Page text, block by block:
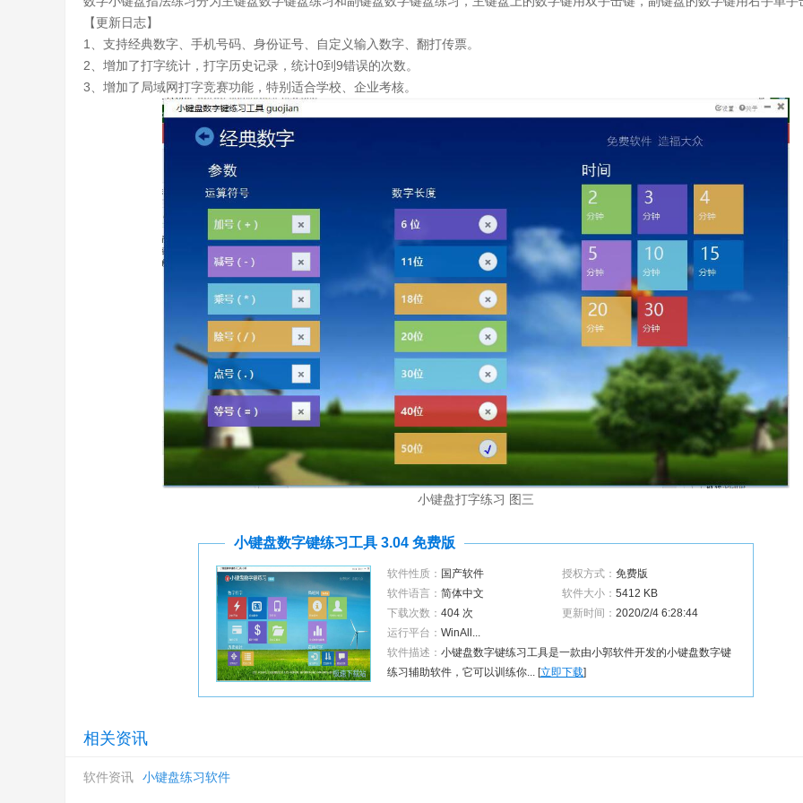
【更新日志】
1、支持经典数字、手机号码、身份证号、自定义输入数字、翻打传票。
2、增加了打字统计，打字历史记录，统计0到9错误的次数。
3、增加了局域网打字竞赛功能，特别适合学校、企业考核。
小键盘打字练习 图三
小键盘数字键练习工具 3.04 免费版
软件性质： 国产软件 授权方式： 免费版
软件语言： 简体中文 软件大小： 5412 KB
下载次数： 404 次 更新时间： 2020/2/4 6:28:44
运行平台： WinAll...
软件描述： 小键盘数字键练习工具是一款由小郭软件开发的小键盘数字键
练习辅助软件，它可以训练你... [立即下载]
相关资讯
软件资讯 小键盘练习软件